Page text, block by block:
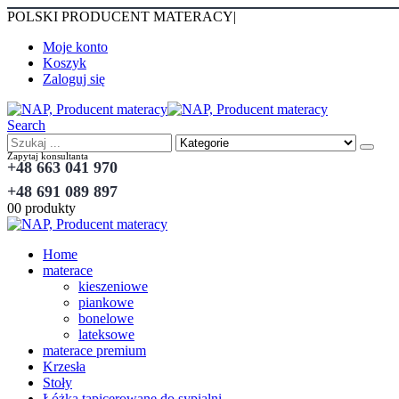
POLSKI PRODUCENT MATERACY|
Moje konto
Koszyk
Zaloguj się
Search
Zapytaj konsultanta
+48 663 041 970
+48 691 089 897
00 produkty
Home
materace
kieszeniowe
piankowe
bonelowe
lateksowe
materace premium
Krzesła
Stoły